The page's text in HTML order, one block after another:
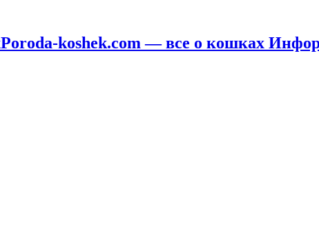
Poroda-koshek.com — все о кошках